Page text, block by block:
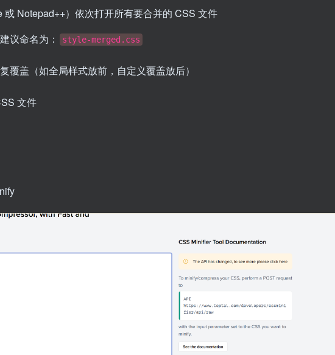
Notepad++）依次打开所有要合并的 CSS 文件
议命名为：
style-merged.css
覆盖（如全局样式放前，自定义覆盖放后）
文件